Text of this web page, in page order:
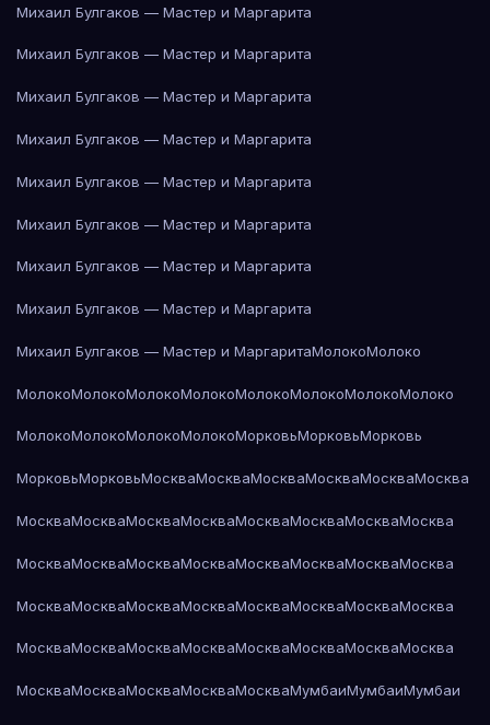
Михаил Булгаков — Мастер и Маргарита
Михаил Булгаков — Мастер и Маргарита
Михаил Булгаков — Мастер и Маргарита
Михаил Булгаков — Мастер и Маргарита
Михаил Булгаков — Мастер и Маргарита
Михаил Булгаков — Мастер и Маргарита
Михаил Булгаков — Мастер и Маргарита
Михаил Булгаков — Мастер и Маргарита
Михаил Булгаков — Мастер и МаргаритаМолокоМолоко
МолокоМолокоМолокоМолокоМолокоМолокоМолокоМолоко
МолокоМолокоМолокоМолокоМорковьМорковьМорковь
МорковьМорковьМоскваМоскваМоскваМоскваМоскваМосква
МоскваМоскваМоскваМоскваМоскваМоскваМоскваМосква
МоскваМоскваМоскваМоскваМоскваМоскваМоскваМосква
МоскваМоскваМоскваМоскваМоскваМоскваМоскваМосква
МоскваМоскваМоскваМоскваМоскваМоскваМоскваМосква
МоскваМоскваМоскваМоскваМоскваМумбаиМумбаиМумбаи